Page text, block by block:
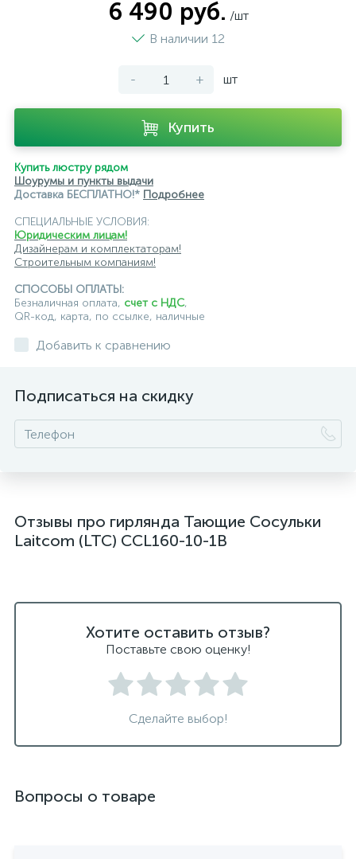
6 490 руб. /шт
В наличии 12
- + шт
Купить
Купить люстру рядом
Шоурумы и пункты выдачи
Доставка БЕСПЛАТНО!* Подробнее
СПЕЦИАЛЬНЫЕ УСЛОВИЯ:
Юридическим лицам!
Дизайнерам и комплектаторам!
Строительным компаниям!
СПОСОБЫ ОПЛАТЫ:
Безналичная оплата, счет с НДС,
QR-код, карта, по ссылке, наличные
Добавить к сравнению
Подписаться на скидку
Отзывы про гирлянда Тающие Сосульки
Laitcom (LTC) CCL160-10-1B
Хотите оставить отзыв?
Поставьте свою оценку!
Сделайте выбор!
Вопросы о товаре